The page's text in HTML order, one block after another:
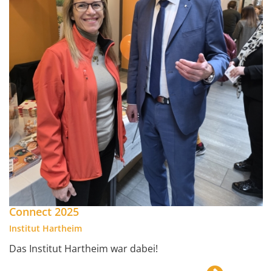
Connect 2025
Institut Hartheim
Das Institut Hartheim war dabei!